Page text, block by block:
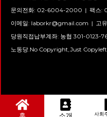
나 국유지에 토막을 짓고 삽니
성 인구는 1929년에는 34만으
로 늘어나는데, 대부분이 토막민
이었을 경성 외곽 인구가 14만이
었다고 하니, 당시 실상을 가늠
조선인 성인남성 노동자의 임금
은 일본인 임금의 절반이 되지
않았고, 조선인 성인여성 노동자
하지만, 시선조차 이렇게 날카로
운 줄이야.... 위에 말한 토론에
한 친구를 초대했다. 이 친구는
하지 않았고, 삶의 열정도 있고
모임 전날, 전화가 왔다. 책을 읽
이 친구는 지금은 취업했지만,
이제는 책들을 끝까지 읽을 여유
가 없어졌다. 물리적인 여유든
문의전화: 02-6004-2000 | 팩스:
이메일: laborkr@gmail.com | 고
당원직접납부계좌: 농협 301-0123-
노동당.No Copyright,Just
사회